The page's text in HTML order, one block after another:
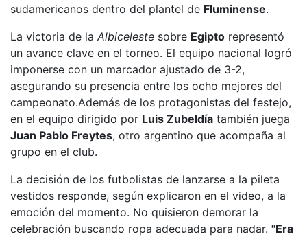
sudamericanos dentro del plantel de Fluminense.
La victoria de la Albiceleste sobre Egipto representó
un avance clave en el torneo. El equipo nacional logró
imponerse con un marcador ajustado de 3-2,
asegurando su presencia entre los ocho mejores del
campeonato.Además de los protagonistas del festejo,
en el equipo dirigido por Luis Zubeldía también juega
Juan Pablo Freytes, otro argentino que acompaña al
grupo en el club.
La decisión de los futbolistas de lanzarse a la pileta
vestidos responde, según explicaron en el video, a la
emoción del momento. No quisieron demorar la
celebración buscando ropa adecuada para nadar. "Era